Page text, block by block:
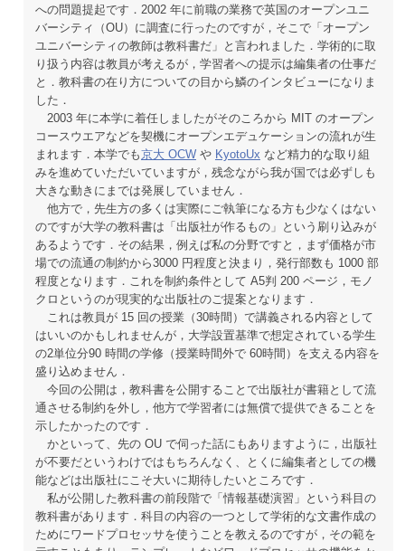
への問題提起です．2002 年に前職の業務で英国のオープンユニ
バーシティ（OU）に調査に行ったのですが，そこで「オープン
ユニバーシティの教師は教科書だ」と言われました．学術的に取
り扱う内容は教員が考えるが，学習者への提示は編集者の仕事だ
と．教科書の在り方についての目から鱗のインタビューになりま
した．
2003 年に本学に着任しましたがそのころから MIT のオープン
コースウエアなどを契機にオープンエデュケーションの流れが生
まれます．本学でも京大 OCWや KyotoUx など精力的な取り組
みを進めていただいていますが，残念ながら我が国では必ずしも
大きな動きにまでは発展していません．
他方で，先生方の多くは実際にご執筆になる方も少なくはない
のですが大学の教科書は「出版社が作るもの」という刷り込みが
あるようです．その結果，例えば私の分野ですと，まず価格が市
場での流通の制約から3000 円程度と決まり，発行部数も 1000 部
程度となります．これを制約条件として A5判 200 ページ，モノ
クロというのが現実的な出版社のご提案となります．
これは教員が 15 回の授業（30時間）で講義される内容として
はいいのかもしれませんが，大学設置基準で想定されている学生
の2単位分90 時間の学修（授業時間外で 60時間）を支える内容を
盛り込めません．
今回の公開は，教科書を公開することで出版社が書籍として流
通させる制約を外し，他方で学習者には無償で提供できることを
示したかったのです．
かといって、先の OU で伺った話にもありますように，出版社
が不要だというわけではもちろんなく、とくに編集者としての機
能などは出版社にこそ大いに期待したいところです．
私が公開した教科書の前段階で「情報基礎演習」という科目の
教科書があります．科目の内容の一つとして学術的な文書作成の
ためにワードプロセッサを使うことを教えるのですが，その範を